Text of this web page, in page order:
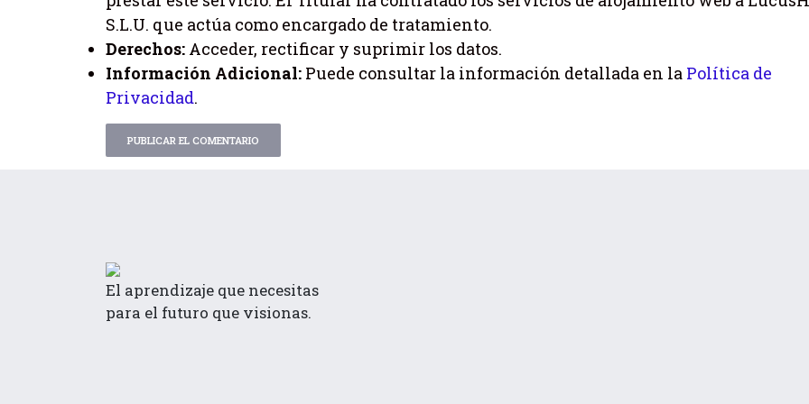
S.L.U. que actúa como encargado de tratamiento.
Derechos: Acceder, rectificar y suprimir los datos.
Información Adicional: Puede consultar la información detallada en la Política de
Privacidad.
El aprendizaje que necesitas
para el futuro que visionas.